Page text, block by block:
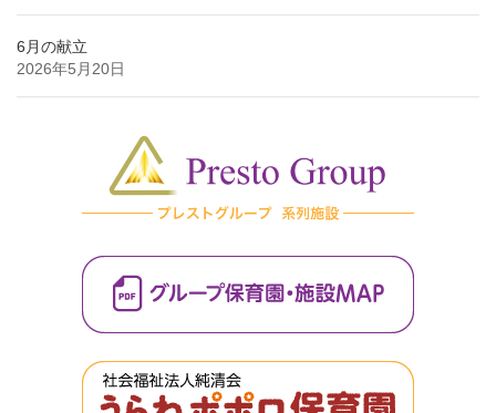
6月の献立
2026年5月20日